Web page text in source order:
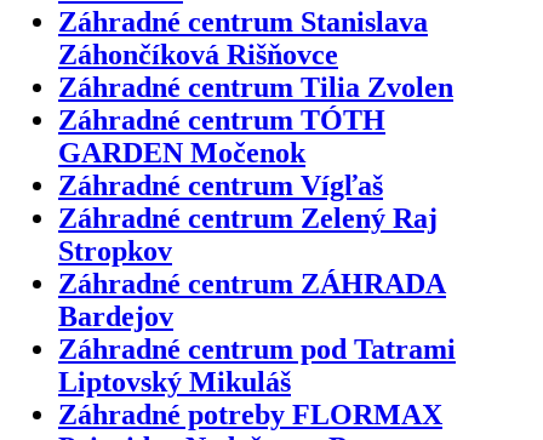
Záhradné centrum Stanislava
Záhončíková Rišňovce
Záhradné centrum Tilia Zvolen
Záhradné centrum TÓTH
GARDEN Močenok
Záhradné centrum Vígľaš
Záhradné centrum Zelený Raj
Stropkov
Záhradné centrum ZÁHRADA
Bardejov
Záhradné centrum pod Tatrami
Liptovský Mikuláš
Záhradné potreby FLORMAX